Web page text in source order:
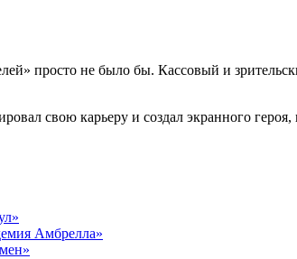
просто не было бы. Кассовый и
свою карьеру и создал экранного
Амбрелла»